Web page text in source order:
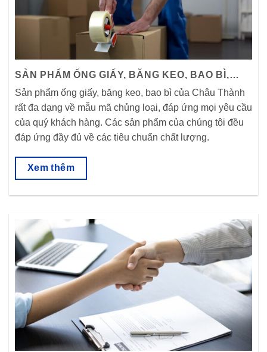
SẢN PHẨM ỐNG GIẤY, BĂNG KEO, BAO BÌ,…
Sản phẩm ống giấy, băng keo, bao bì của Châu Thành
rất đa dạng về mẫu mã chủng loại, đáp ứng mọi yêu cầu
của quý khách hàng. Các sản phẩm của chúng tôi đều
đáp ứng đầy đủ về các tiêu chuẩn chất lượng.
Xem thêm